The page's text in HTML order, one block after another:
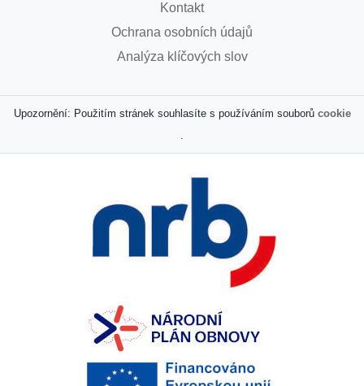
Kontakt
Ochrana osobních údajů
Analýza klíčových slov
Upozornění: Použitím stránek souhlasíte s používáním souborů cookie
.